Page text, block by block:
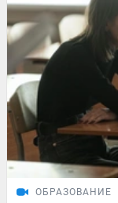
ОБРАЗОВАНИЕ